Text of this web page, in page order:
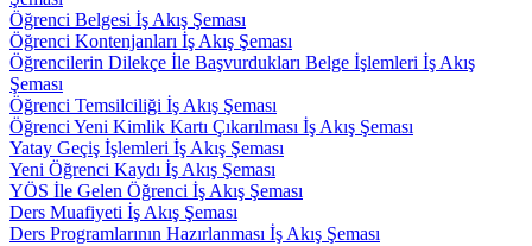
Öğrenci Belgesi İş Akış Şeması
Öğrenci Kontenjanları İş Akış Şeması
Öğrencilerin Dilekçe İle Başvurdukları Belge İşlemleri İş Akış
Şeması
Öğrenci Temsilciliği İş Akış Şeması
Öğrenci Yeni Kimlik Kartı Çıkarılması İş Akış Şeması
Yatay Geçiş İşlemleri İş Akış Şeması
Yeni Öğrenci Kaydı İş Akış Şeması
YÖS İle Gelen Öğrenci İş Akış Şeması
Ders Muafiyeti İş Akış Şeması
Ders Programlarının Hazırlanması İş Akış Şeması